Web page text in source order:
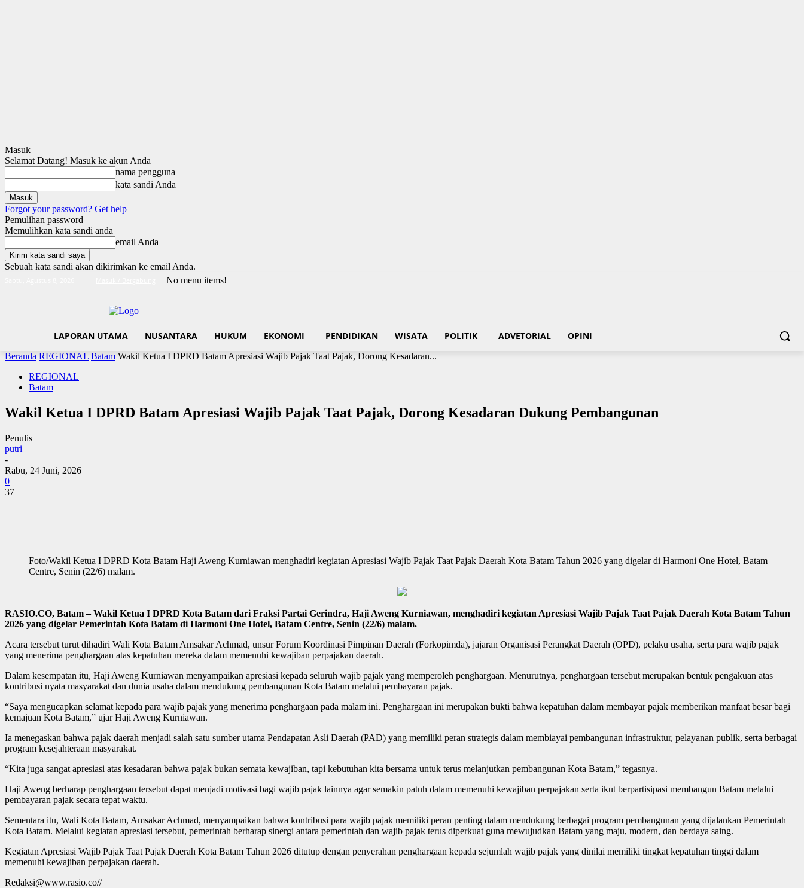
Masuk
Selamat Datang! Masuk ke akun Anda
nama pengguna
kata sandi Anda
Forgot your password? Get help
Pemulihan password
Memulihkan kata sandi anda
email Anda
Sebuah kata sandi akan dikirimkan ke email Anda.
No menu items!
LAPORAN UTAMA NUSANTARA HUKUM EKONOMI PENDIDIKAN WISATA POLITIK ADVETORIAL OPINI
Beranda REGIONAL Batam Wakil Ketua I DPRD Batam Apresiasi Wajib Pajak Taat Pajak, Dorong Kesadaran...
REGIONAL
Batam
Wakil Ketua I DPRD Batam Apresiasi Wajib Pajak Taat Pajak, Dorong Kesadaran Dukung Pembangunan
Penulis
putri
-
Rabu, 24 Juni, 2026
0
37
Foto/Wakil Ketua I DPRD Kota Batam Haji Aweng Kurniawan menghadiri kegiatan Apresiasi Wajib Pajak Taat Pajak Daerah Kota Batam Tahun 2026 yang digelar di Harmoni One Hotel, Batam
Centre, Senin (22/6) malam.
RASIO.CO, Batam – Wakil Ketua I DPRD Kota Batam dari Fraksi Partai Gerindra, Haji Aweng Kurniawan, menghadiri kegiatan Apresiasi Wajib Pajak Taat Pajak Daerah Kota Batam Tahun
2026 yang digelar Pemerintah Kota Batam di Harmoni One Hotel, Batam Centre, Senin (22/6) malam.
Acara tersebut turut dihadiri Wali Kota Batam Amsakar Achmad, unsur Forum Koordinasi Pimpinan Daerah (Forkopimda), jajaran Organisasi Perangkat Daerah (OPD), pelaku usaha, serta para wajib pajak
yang menerima penghargaan atas kepatuhan mereka dalam memenuhi kewajiban perpajakan daerah.
Dalam kesempatan itu, Haji Aweng Kurniawan menyampaikan apresiasi kepada seluruh wajib pajak yang memperoleh penghargaan. Menurutnya, penghargaan tersebut merupakan bentuk pengakuan atas
kontribusi nyata masyarakat dan dunia usaha dalam mendukung pembangunan Kota Batam melalui pembayaran pajak.
“Saya mengucapkan selamat kepada para wajib pajak yang menerima penghargaan pada malam ini. Penghargaan ini merupakan bukti bahwa kepatuhan dalam membayar pajak memberikan manfaat besar bagi
kemajuan Kota Batam,” ujar Haji Aweng Kurniawan.
Ia menegaskan bahwa pajak daerah menjadi salah satu sumber utama Pendapatan Asli Daerah (PAD) yang memiliki peran strategis dalam membiayai pembangunan infrastruktur, pelayanan publik, serta berbagai
program kesejahteraan masyarakat.
“Kita juga sangat apresiasi atas kesadaran bahwa pajak bukan semata kewajiban, tapi kebutuhan kita bersama untuk terus melanjutkan pembangunan Kota Batam,” tegasnya.
Haji Aweng berharap penghargaan tersebut dapat menjadi motivasi bagi wajib pajak lainnya agar semakin patuh dalam memenuhi kewajiban perpajakan serta ikut berpartisipasi membangun Batam melalui
pembayaran pajak secara tepat waktu.
Sementara itu, Wali Kota Batam, Amsakar Achmad, menyampaikan bahwa kontribusi para wajib pajak memiliki peran penting dalam mendukung berbagai program pembangunan yang dijalankan Pemerintah
Kota Batam. Melalui kegiatan apresiasi tersebut, pemerintah berharap sinergi antara pemerintah dan wajib pajak terus diperkuat guna mewujudkan Batam yang maju, modern, dan berdaya saing.
Kegiatan Apresiasi Wajib Pajak Taat Pajak Daerah Kota Batam Tahun 2026 ditutup dengan penyerahan penghargaan kepada sejumlah wajib pajak yang dinilai memiliki tingkat kepatuhan tinggi dalam
memenuhi kewajiban perpajakan daerah.
Redaksi@www.rasio.co//